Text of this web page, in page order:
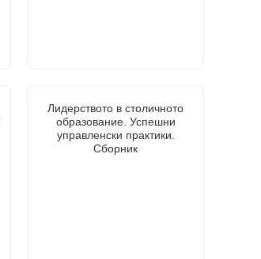
Лидерството в столичното
образование. Успешни
управленски практики.
Сборник